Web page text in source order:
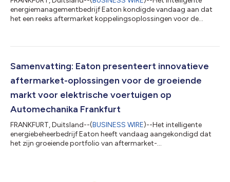
energiemanagementbedrijf Eaton kondigde vandaag aan dat
het een reeks aftermarket koppelingsoplossingen voor de
Eaton laat hier zijn complete lijn hoekveerkoppelingen,
koppelingsactuators en ServiceRanger diagnoseoplossingen
voor commerciële voertuigen zien. “We leggen ons...
Samenvatting: Eaton presenteert innovatieve
aftermarket-oplossingen voor de groeiende
markt voor elektrische voertuigen op
Automechanika Frankfurt
FRANKFURT, Duitsland--(BUSINESS WIRE)--Het intelligente
energiebeheerbedrijf Eaton heeft vandaag aangekondigd dat
het zijn groeiende portfolio van aftermarket-
september, op stand #D11, hal 3. "We zijn verheugd om ons